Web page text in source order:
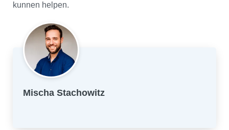
kunnen helpen.
Mischa Stachowitz